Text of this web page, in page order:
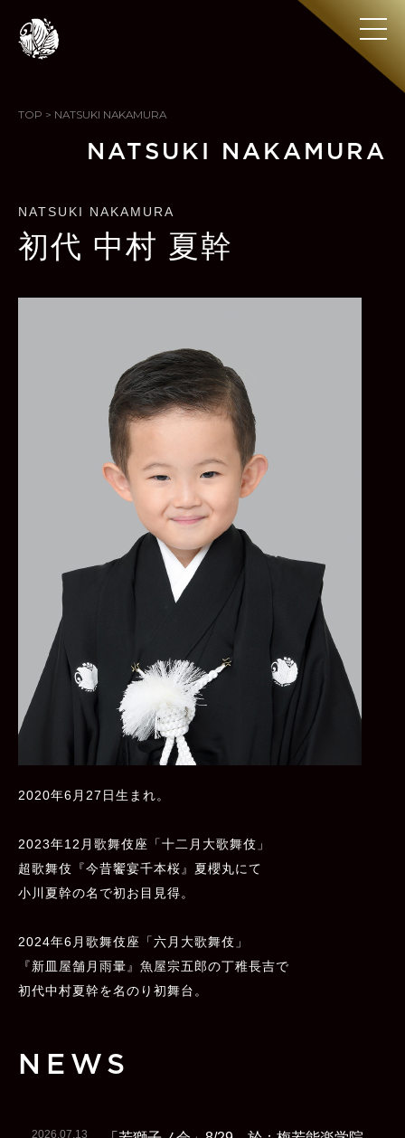
TOP > NATSUKI NAKAMURA
NATSUKI NAKAMURA
NATSUKI NAKAMURA
初代 中村 夏幹
2020年6月27日生まれ。
2023年12月歌舞伎座「十二月大歌舞伎」
超歌舞伎『今昔饗宴千本桜』夏櫻丸にて
小川夏幹の名で初お目見得。
2024年6月歌舞伎座「六月大歌舞伎」
『新皿屋舗月雨暈』魚屋宗五郎の丁稚長吉で
初代中村夏幹を名のり初舞台。
NEWS
2026.07.13